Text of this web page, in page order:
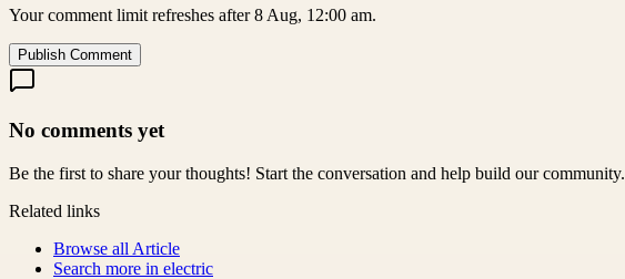
Your comment limit refreshes after 8 Aug, 12:00 am.
Publish Comment
No comments yet
Be the first to share your thoughts! Start the conversation and help build our community.
Related links
Browse all Article
Search more in electric